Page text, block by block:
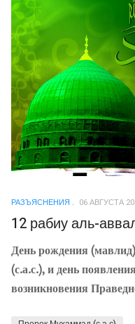
РАЗЪЯСНЕНИЯ 06 АВГУСТА
12 рабиу аль-
День рождения
(с.а.с.), и день
возникновения